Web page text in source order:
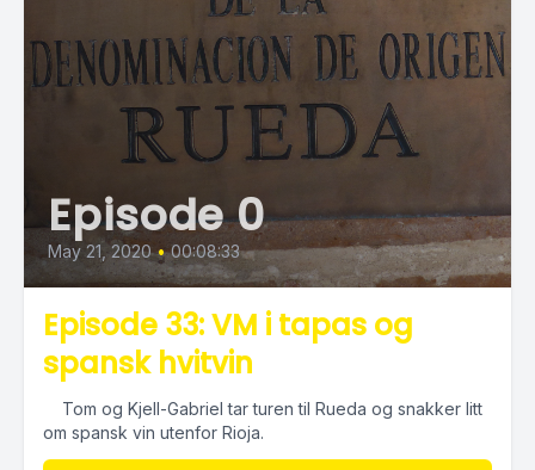
Episode 0
May 21, 2020 • 00:08:33
Episode 33: VM i tapas og
spansk hvitvin
Tom og Kjell-Gabriel tar turen til Rueda og snakker litt
om spansk vin utenfor Rioja.